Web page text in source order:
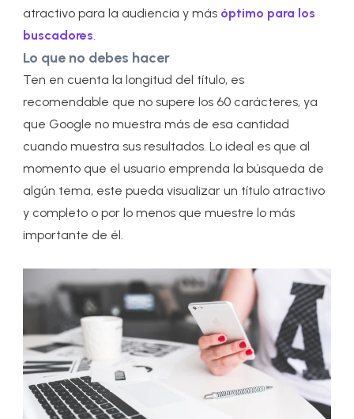
atractivo para la audiencia y más óptimo para los
buscadores.
Lo que no debes hacer
Ten en cuenta la longitud del título, es
recomendable que no supere los 60 carácteres, ya
que Google no muestra más de esa cantidad
cuando muestra sus resultados. Lo ideal es que al
momento que el usuario emprenda la búsqueda de
algún tema, este pueda visualizar un título atractivo
y completo o por lo menos que muestre lo más
importante de él.